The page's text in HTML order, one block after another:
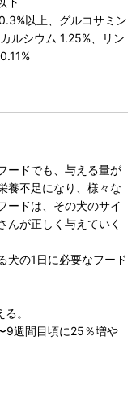
以上、グルコサミン
ルシウム 1.25%、リン
ードでも、与える量が
養不足になり、様々な
ードは、その犬のサイ
んが正しく与えていく
犬の1日に必要なフード
。
9週間目頃に25％増や